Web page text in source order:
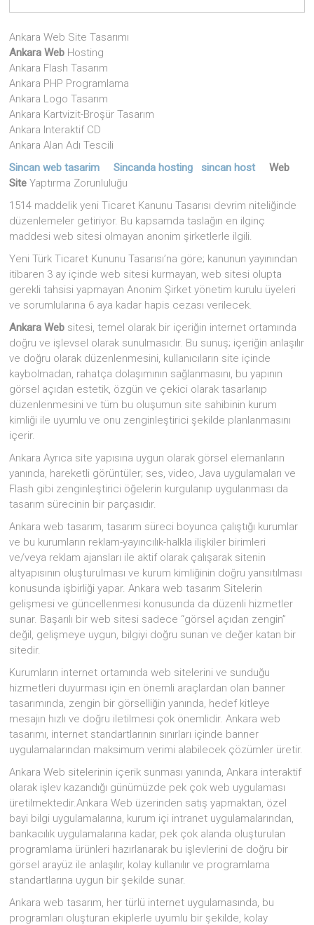
Ankara Web Site Tasarımı
Ankara Web Hosting
Ankara Flash Tasarım
Ankara PHP Programlama
Ankara Logo Tasarım
Ankara Kartvizit-Broşür Tasarım
Ankara Interaktif CD
Ankara Alan Adı Tescili
Sincan web tasarim
Sincanda hosting sincan host
Web
Site Yaptırma Zorunluluğu
1514 maddelik yeni Ticaret Kanunu Tasarısı devrim niteliğinde
düzenlemeler getiriyor. Bu kapsamda taslağın en ilginç
maddesi web sitesi olmayan anonim şirketlerle ilgili.
Yeni Türk Ticaret Kununu Tasarısı’na göre; kanunun yayınından
itibaren 3 ay içinde web sitesi kurmayan, web sitesi olupta
gerekli tahsisi yapmayan Anonim Şirket yönetim kurulu üyeleri
ve sorumlularına 6 aya kadar hapis cezası verilecek.
Ankara Web sitesi, temel olarak bir içeriğin internet ortamında
doğru ve işlevsel olarak sunulmasıdır. Bu sunuş; içeriğin anlaşılır
ve doğru olarak düzenlenmesini, kullanıcıların site içinde
kaybolmadan, rahatça dolaşımının sağlanmasını, bu yapının
görsel açıdan estetik, özgün ve çekici olarak tasarlanıp
düzenlenmesini ve tüm bu oluşumun site sahibinin kurum
kimliği ile uyumlu ve onu zenginleştirici şekilde planlanmasını
içerir.
Ankara Ayrıca site yapısına uygun olarak görsel elemanların
yanında, hareketli görüntüler; ses, video, Java uygulamaları ve
Flash gibi zenginleştirici öğelerin kurgulanıp uygulanması da
tasarım sürecinin bir parçasıdır.
Ankara web tasarım, tasarım süreci boyunca çalıştığı kurumlar
ve bu kurumların reklam-yayıncılık-halkla ilişkiler birimleri
ve/veya reklam ajansları ile aktif olarak çalışarak sitenin
altyapısının oluşturulması ve kurum kimliğinin doğru yansıtılması
konusunda işbirliği yapar. Ankara web tasarım Sitelerin
gelişmesi ve güncellenmesi konusunda da düzenli hizmetler
sunar. Başarılı bir web sitesi sadece “görsel açıdan zengin”
değil, gelişmeye uygun, bilgiyi doğru sunan ve değer katan bir
sitedir.
Kurumların internet ortamında web sitelerini ve sunduğu
hizmetleri duyurması için en önemli araçlardan olan banner
tasarımında, zengin bir görselliğin yanında, hedef kitleye
mesajın hızlı ve doğru iletilmesi çok önemlidir. Ankara web
tasarımı, internet standartlarının sınırları içinde banner
uygulamalarından maksimum verimi alabilecek çözümler üretir.
Ankara Web sitelerinin içerik sunması yanında, Ankara interaktif
olarak işlev kazandığı günümüzde pek çok web uygulaması
üretilmektedir.Ankara Web üzerinden satış yapmaktan, özel
bayi bilgi uygulamalarına, kurum içi intranet uygulamalarından,
bankacılık uygulamalarına kadar, pek çok alanda oluşturulan
programlama ürünleri hazırlanarak bu işlevlerini de doğru bir
görsel arayüz ile anlaşılır, kolay kullanılır ve programlama
standartlarına uygun bir şekilde sunar.
Ankara web tasarım, her türlü internet uygulamasında, bu
programları oluşturan ekiplerle uyumlu bir şekilde, kolay